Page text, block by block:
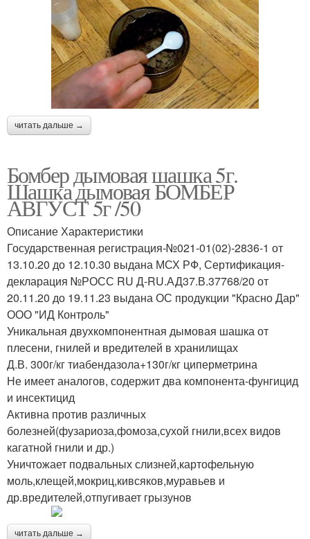
читать дальше →
Бомбер дымовая шашка 5г.
Шашка дымовая БОМБЕР
АВГУСТ 5г /50
Описание Характеристики
Государственная регистрация-№021-01(02)-2836-1 от
13.10.20 до 12.10.30 выдана МСХ РФ, Сертификация-
декларация №РОСС RU Д-RU.АД37.В.37768/20 от
20.11.20 до 19.11.23 выдана ОС продукции "Красно Дар"
ООО "ИД Контроль"
Уникальная двухкомпонентная дымовая шашка от
плесени, гнилей и вредителей в хранилищах
Д.В. 300г/кг тиабендазола+130г/кг циперметрина
Не имеет аналогов, содержит два компонента-фунгицид
и инсектицид
Активна против различных
болезней(фузариоза,фомоза,сухой гнили,всех видов
кагатной гнили и др.)
Уничтожает подвальных слизней,картофельную
моль,клещей,мокриц,кивсяков,муравьев и
др.вредителей,отпугивает грызунов
читать дальше →